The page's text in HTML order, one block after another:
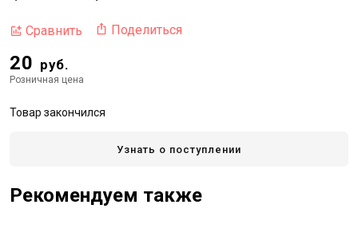
Сравнить Поделиться
20 руб.
Розничная цена
Товар закончился
Узнать о поступлении
Рекомендуем также